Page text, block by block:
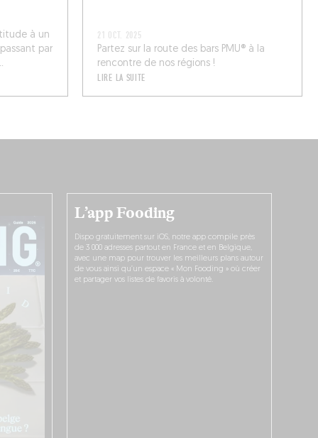
à un
par
21 OCT. 2025
Partez sur la route des bars PMU® à la
rencontre de nos régions !
LIRE LA SUITE
L’app Fooding
Dispo gratuitement sur iOS, notre app compile près
de 3 000 adresses partout en France et en Belgique,
avec une map pour trouver les meilleurs plans autour
de vous ainsi qu’un espace « Mon Fooding » où créer
et partager vos listes de favoris à volonté.